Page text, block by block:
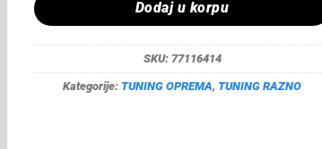
Dodaj u korpu
SKU: 77116414
Kategorije: TUNING OPREMA, TUNING RAZNO